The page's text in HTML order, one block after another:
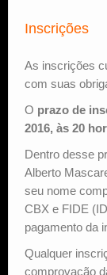
Inscrições
As inscrições
com suas
O prazo de
2016, às 20
Dentro desse
Alberto
seu nome
CBX e FIDE
pagamento da
Qualquer
comprovação